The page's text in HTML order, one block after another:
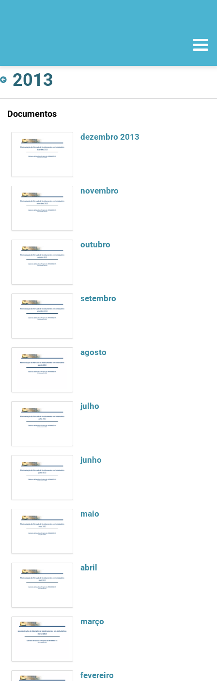
2013
Documentos
dezembro 2013
novembro
outubro
setembro
agosto
julho
junho
maio
abril
março
fevereiro